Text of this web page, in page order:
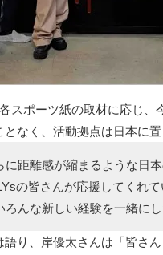
スポーツ紙の取材に応じ
なく、活動拠点は日本に
に距離感が縮まるような日
の皆さんが応援してくれ
ろんな新しい経験を一緒に
語り、岸優太さんは「皆さ